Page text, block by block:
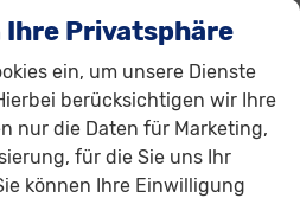
Außenspiegel elektrisch verstellbar
Winter-Paket
Wärmeschutzglas
Privatsphäre
ein, um unsere Dienste
berücksichtigen wir Ihre
nur die Daten für Marketing,
für die Sie uns Ihr
können Ihre Einwilligung